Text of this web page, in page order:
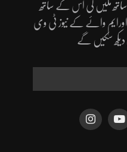
ساتھ ملیں گی اس کے ساتھ
وائے کے نیوز ٹی وی
دیکھ سکیں گے